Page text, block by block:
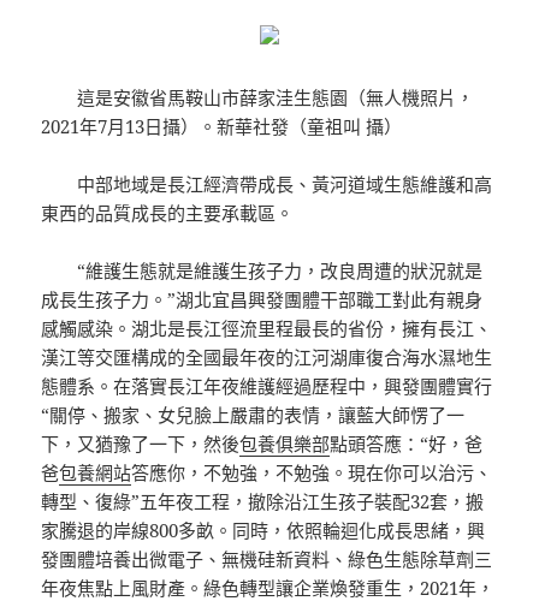
這是安徽省馬鞍山市薛家洼生態園（無人機照片，
2021年7月13日攝）。新華社發（童祖叫 攝）
中部地域是長江經濟帶成長、黃河道域生態維護和高
東西的品質成長的主要承載區。
“維護生態就是維護生孩子力，改良周遭的狀況就是
成長生孩子力。”湖北宜昌興發團體干部職工對此有親身
感觸感染。湖北是長江徑流里程最長的省份，擁有長江、
漢江等交匯構成的全國最年夜的江河湖庫復合海水濕地生
態體系。在落實長江年夜維護經過歷程中，興發團體實行
“關停、搬家、女兒臉上嚴肅的表情，讓藍大師愣了一
下，又猶豫了一下，然後包養俱樂部點頭答應：“好，爸
爸包養網站答應你，不勉強，不勉強。現在你可以治污、
轉型、復綠”五年夜工程，撤除沿江生孩子裝配32套，搬
家騰退的岸線800多畝。同時，依照輪迴化成長思緒，興
發團體培養出微電子、無機硅新資料、綠色生態除草劑三
年夜焦點上風財產。綠色轉型讓企業煥發重生，2021年，